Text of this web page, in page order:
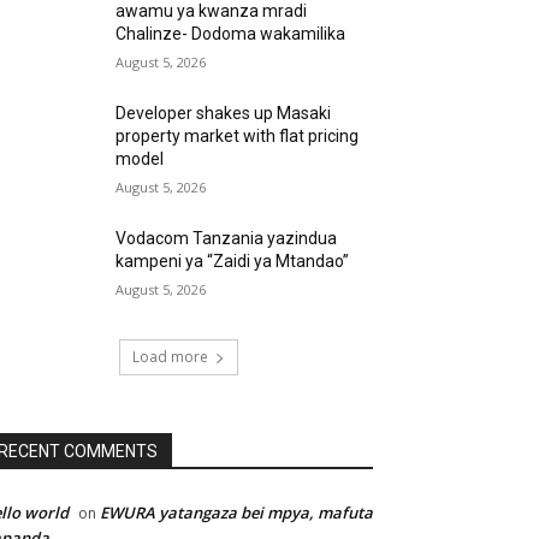
awamu ya kwanza mradi
Chalinze- Dodoma wakamilika
August 5, 2026
Developer shakes up Masaki
property market with flat pricing
model
August 5, 2026
Vodacom Tanzania yazindua
kampeni ya “Zaidi ya Mtandao”
August 5, 2026
Load more
COMMENTS
world on EWURA yatangaza bei mpya, mafuta